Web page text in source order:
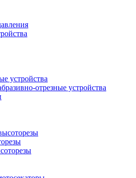
устройства
отрезные устройства